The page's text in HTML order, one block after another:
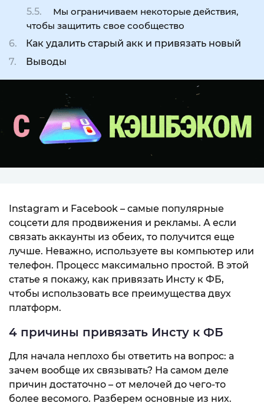
Мы ограничиваем некоторые действия,
чтобы защитить свое сообщество
Как удалить старый акк и привязать новый
Выводы
Instagram и Facebook – самые популярные
соцсети для продвижения и рекламы. А если
связать аккаунты из обеих, то получится еще
лучше. Неважно, используете вы компьютер или
телефон. Процесс максимально простой. В этой
статье я покажу, как привязать Инсту к ФБ,
чтобы использовать все преимущества двух
платформ.
4 причины привязать Инсту к ФБ
Для начала неплохо бы ответить на вопрос: а
зачем вообще их связывать? На самом деле
причин достаточно – от мелочей до чего-то
более весомого. Разберем основные из них.